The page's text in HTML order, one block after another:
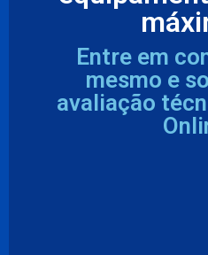
Entre em
mesmo e
avaliação